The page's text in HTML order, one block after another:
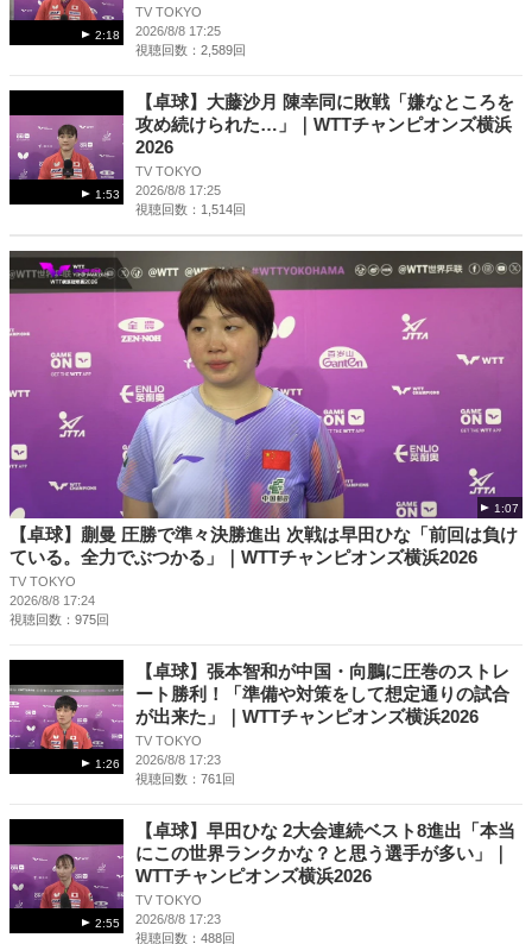
2:18
TV TOKYO
2026/8/8 17:25
視聴回数：2,589回
1:53
【卓球】大藤沙月 陳幸同に敗戦「嫌なところを
攻め続けられた…」｜WTTチャンピオンズ横浜
2026
TV TOKYO
2026/8/8 17:25
視聴回数：1,514回
1:07
【卓球】蒯曼 圧勝で準々決勝進出 次戦は早田ひな「前回は負け
ている。全力でぶつかる」｜WTTチャンピオンズ横浜2026
TV TOKYO
2026/8/8 17:24
視聴回数：975回
1:26
【卓球】張本智和が中国・向鵬に圧巻のストレ
ート勝利！「準備や対策をして想定通りの試合
が出来た」｜WTTチャンピオンズ横浜2026
TV TOKYO
2026/8/8 17:23
視聴回数：761回
2:55
【卓球】早田ひな 2大会連続ベスト8進出「本当
にこの世界ランクかな？と思う選手が多い」｜
WTTチャンピオンズ横浜2026
TV TOKYO
2026/8/8 17:23
視聴回数：488回